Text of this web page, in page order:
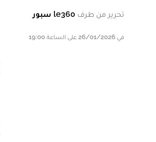
تحرير من طرف le360 سبور
في 26/01/2026 على الساعة 19:00